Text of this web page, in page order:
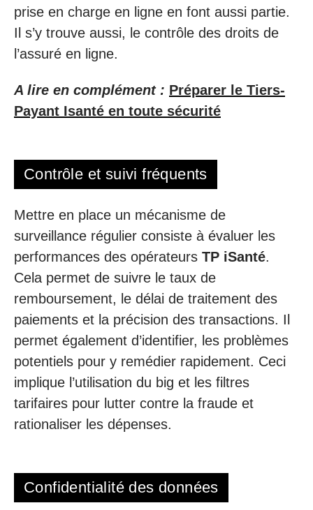
prise en charge en ligne en font aussi partie.
Il s’y trouve aussi, le contrôle des droits de
l’assuré en ligne.
A lire en complément : Préparer le Tiers-
Payant Isanté en toute sécurité
Contrôle et suivi fréquents
Mettre en place un mécanisme de
surveillance régulier consiste à évaluer les
performances des opérateurs TP iSanté.
Cela permet de suivre le taux de
remboursement, le délai de traitement des
paiements et la précision des transactions. Il
permet également d’identifier, les problèmes
potentiels pour y remédier rapidement. Ceci
implique l’utilisation du big et les filtres
tarifaires pour lutter contre la fraude et
rationaliser les dépenses.
Confidentialité des données